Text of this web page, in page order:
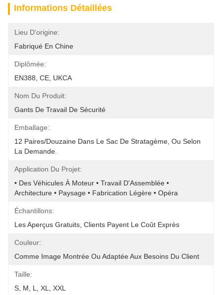
Informations Détaillées
Lieu D'origine:
Fabriqué En Chine
Diplômée:
EN388, CE, UKCA
Nom Du Produit:
Gants De Travail De Sécurité
Emballage:
12 Paires/douzaine Dans Le Sac De Stratagème, Ou Selon
La Demande.
Application Du Projet:
• Des Véhicules À Moteur • Travail D'Assemblée •
Architecture • Paysage • Fabrication Légère • Opéra
Échantillons:
Les Aperçus Gratuits, Clients Payent Le Coût Exprès
Couleur:
Comme Image Montrée Ou Adaptée Aux Besoins Du Client
Taille:
S, M, L, XL, XXL